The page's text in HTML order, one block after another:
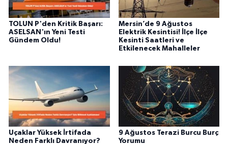
TOLUN P'den Kritik Başarı:
ASELSAN'ın Yeni Testi
Gündem Oldu!
Mersin’de 9 Ağustos
Elektrik Kesintisi! İlçe İlçe
Kesinti Saatleri ve
Etkilenecek Mahalleler
Uçaklar Yüksek İrtifada
Neden Farklı Davranıyor?
9 Ağustos Terazi Burcu Burç
Yorumu